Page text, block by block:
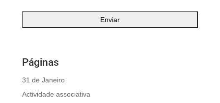
Páginas
31 de Janeiro
Actividade associativa